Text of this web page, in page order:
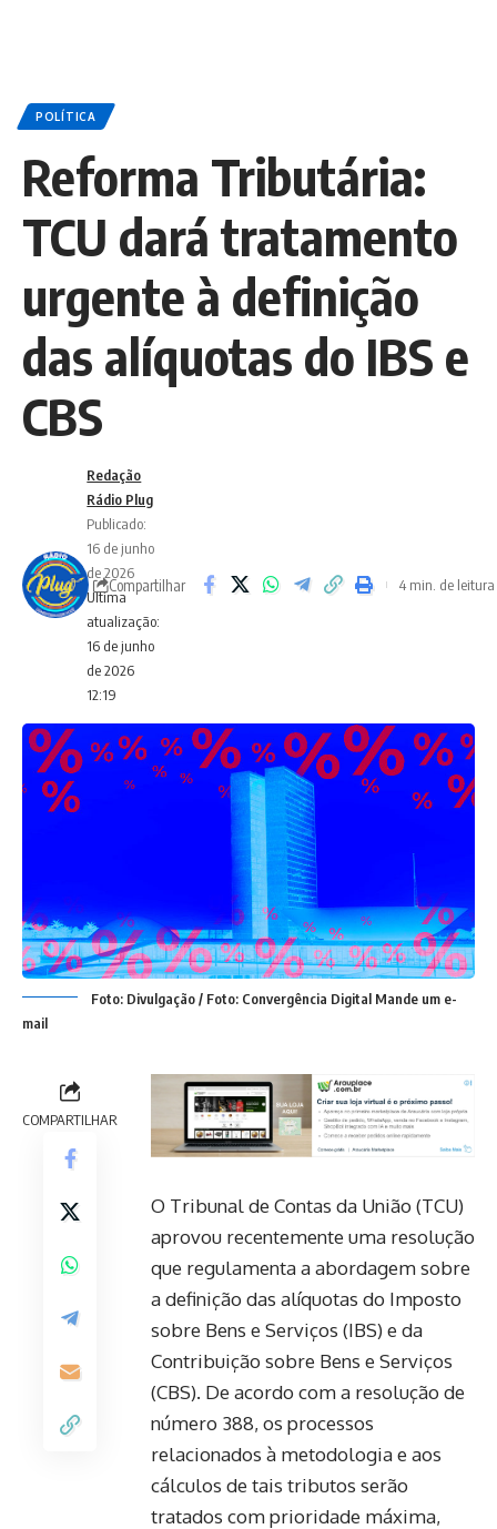
POLÍTICA
Reforma Tributária:
TCU dará tratamento
urgente à definição
das alíquotas do IBS e
CBS
Ultima
atualização:
16 de junho
de 2026
12:19
Redação
Rádio Plug
Publicado:
16 de junho
de 2026
Compartilhar 4 min. de leitura
Foto: Divulgação / Foto: Convergência Digital Mande um e-
mail
COMPARTILHAR
O Tribunal de Contas da União (TCU)
aprovou recentemente uma resolução
que regulamenta a abordagem sobre
a definição das alíquotas do Imposto
sobre Bens e Serviços (IBS) e da
Contribuição sobre Bens e Serviços
(CBS). De acordo com a resolução de
número 388, os processos
relacionados à metodologia e aos
cálculos de tais tributos serão
tratados com prioridade máxima,